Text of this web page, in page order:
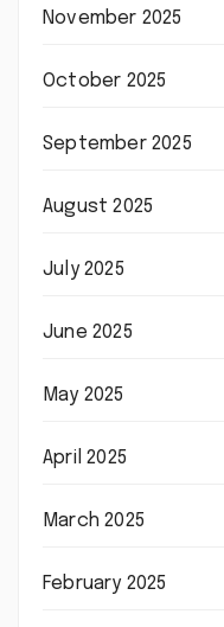
November 2025
October 2025
September 2025
August 2025
July 2025
June 2025
May 2025
April 2025
March 2025
February 2025